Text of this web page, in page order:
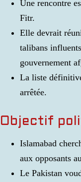
Une rencontre
Fitr.
Elle devrait
talibans
gouvernement
La liste
arrêtée.
Objectif
Islamabad
aux opposants
Le Pakistan